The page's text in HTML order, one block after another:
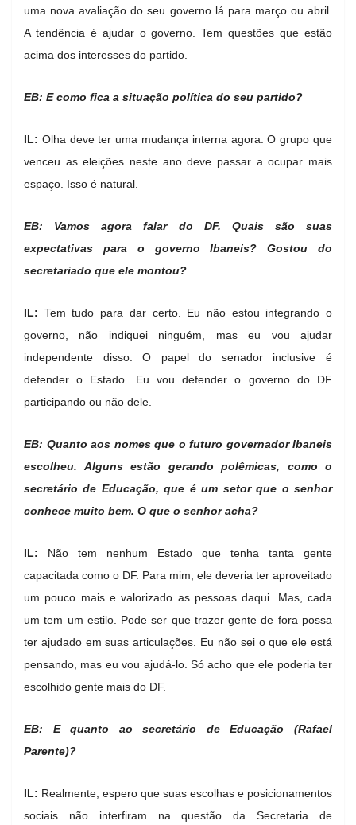
uma nova avaliação do seu governo lá para março ou abril.
A tendência é ajudar o governo. Tem questões que estão
acima dos interesses do partido.
EB: E como fica a situação política do seu partido?
IL: Olha deve ter uma mudança interna agora. O grupo que
venceu as eleições neste ano deve passar a ocupar mais
espaço. Isso é natural.
EB: Vamos agora falar do DF. Quais são suas
expectativas para o governo Ibaneis? Gostou do
secretariado que ele montou?
IL: Tem tudo para dar certo. Eu não estou integrando o
governo, não indiquei ninguém, mas eu vou ajudar
independente disso. O papel do senador inclusive é
defender o Estado. Eu vou defender o governo do DF
participando ou não dele.
EB: Quanto aos nomes que o futuro governador Ibaneis
escolheu. Alguns estão gerando polêmicas, como o
secretário de Educação, que é um setor que o senhor
conhece muito bem. O que o senhor acha?
IL: Não tem nenhum Estado que tenha tanta gente
capacitada como o DF. Para mim, ele deveria ter aproveitado
um pouco mais e valorizado as pessoas daqui. Mas, cada
um tem um estilo. Pode ser que trazer gente de fora possa
ter ajudado em suas articulações. Eu não sei o que ele está
pensando, mas eu vou ajudá-lo. Só acho que ele poderia ter
escolhido gente mais do DF.
EB: E quanto ao secretário de Educação (Rafael
Parente)?
IL: Realmente, espero que suas escolhas e posicionamentos
sociais não interfiram na questão da Secretaria de